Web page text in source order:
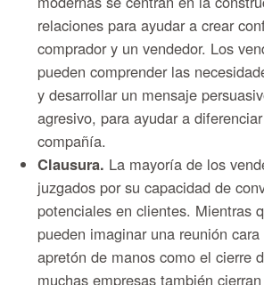
relaciones para ayudar a crear
comprador y un vendedor. Los
pueden comprender las
y desarrollar un mensaje
agresivo, para ayudar a
compañía.
Clausura. La mayoría de los
juzgados por su capacidad de
potenciales en clientes. Mientras
pueden imaginar una reunión
apretón de manos como el cierre
muchas empresas también